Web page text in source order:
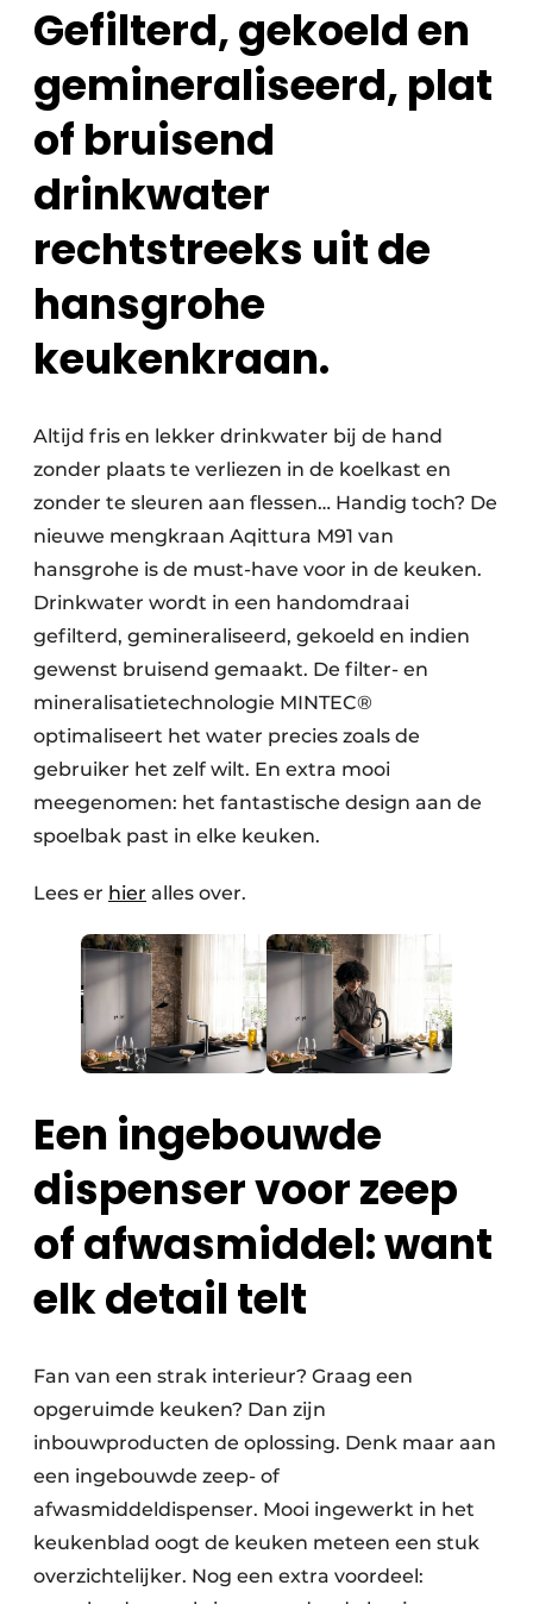
Gefilterd, gekoeld en
gemineraliseerd, plat
of bruisend
drinkwater
rechtstreeks uit de
hansgrohe
keukenkraan.
Altijd fris en lekker drinkwater bij de hand
zonder plaats te verliezen in de koelkast en
zonder te sleuren aan flessen… Handig toch? De
nieuwe mengkraan Aqittura M91 van
hansgrohe is de must-have voor in de keuken.
Drinkwater wordt in een handomdraai
gefilterd, gemineraliseerd, gekoeld en indien
gewenst bruisend gemaakt. De filter- en
mineralisatietechnologie MINTEC®
optimaliseert het water precies zoals de
gebruiker het zelf wilt. En extra mooi
meegenomen: het fantastische design aan de
spoelbak past in elke keuken.
Lees er hier alles over.
Een ingebouwde
dispenser voor zeep
of afwasmiddel: want
elk detail telt
Fan van een strak interieur? Graag een
opgeruimde keuken? Dan zijn
inbouwproducten de oplossing. Denk maar aan
een ingebouwde zeep- of
afwasmiddeldispenser. Mooi ingewerkt in het
keukenblad oogt de keuken meteen een stuk
overzichtelijker. Nog een extra voordeel: